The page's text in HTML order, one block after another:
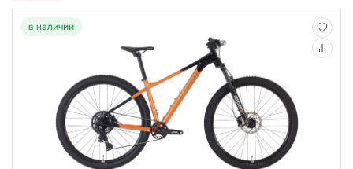
в наличии